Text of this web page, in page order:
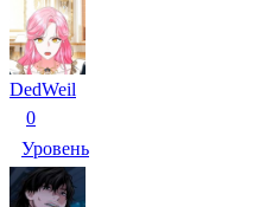
DedWeil
0
Уровень